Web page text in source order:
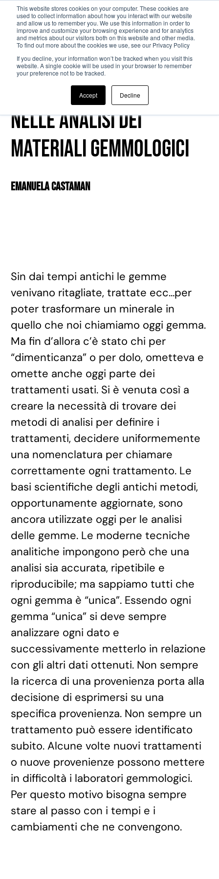
This website stores cookies on your computer. These cookies are
used to collect information about how you interact with our website
and allow us to remember you. We use this information in order to
improve and customize your browsing experience and for analytics
and metrics about our visitors both on this website and other media.
To find out more about the cookies we use, see our Privacy Policy
If you decline, your information won’t be tracked when you visit this
website. A single cookie will be used in your browser to remember
your preference not to be tracked.
Accept Decline
Passa al contenuto principale
Certezze ed incertezze
nelle analisi dei
materiali gemmologici
Emanuela Castaman
Sin dai tempi antichi le gemme
venivano ritagliate, trattate ecc…per
poter trasformare un minerale in
quello che noi chiamiamo oggi gemma.
Ma fin d’allora c’è stato chi per
“dimenticanza” o per dolo, ometteva e
omette anche oggi parte dei
trattamenti usati. Si è venuta così a
creare la necessità di trovare dei
metodi di analisi per definire i
trattamenti, decidere uniformemente
una nomenclatura per chiamare
correttamente ogni trattamento. Le
basi scientifiche degli antichi metodi,
opportunamente aggiornate, sono
ancora utilizzate oggi per le analisi
delle gemme. Le moderne tecniche
analitiche impongono però che una
analisi sia accurata, ripetibile e
riproducibile; ma sappiamo tutti che
ogni gemma è “unica”. Essendo ogni
gemma “unica” si deve sempre
analizzare ogni dato e
successivamente metterlo in relazione
con gli altri dati ottenuti. Non sempre
la ricerca di una provenienza porta alla
decisione di esprimersi su una
specifica provenienza. Non sempre un
trattamento può essere identificato
subito. Alcune volte nuovi trattamenti
o nuove provenienze possono mettere
in difficoltà i laboratori gemmologici.
Per questo motivo bisogna sempre
stare al passo con i tempi e i
cambiamenti che ne convengono.